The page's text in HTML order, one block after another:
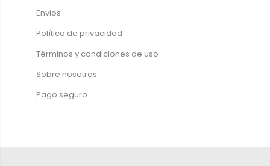
Envios
Política de privacidad
Términos y condiciones de uso
Sobre nosotros
Pago seguro